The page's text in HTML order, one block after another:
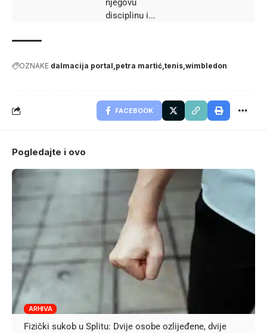
disciplinu i...
OZNAKE dalmacija portal petra martić tenis wimbledon
FACEBOOK
Pogledajte i ovo
ARHIVA
Fizički sukob u Splitu: Dvije osobe ozlijeđene, dvije